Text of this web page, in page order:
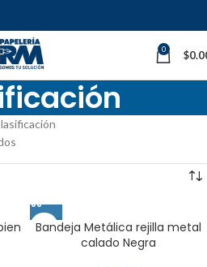
0 $
Bandeja Metálica rejilla metal
calado Negra